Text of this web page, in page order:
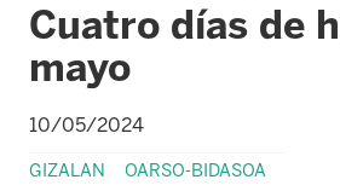
Cuatro días de
mayo
10/05/2024
GIZALAN OARSO-BIDASOA